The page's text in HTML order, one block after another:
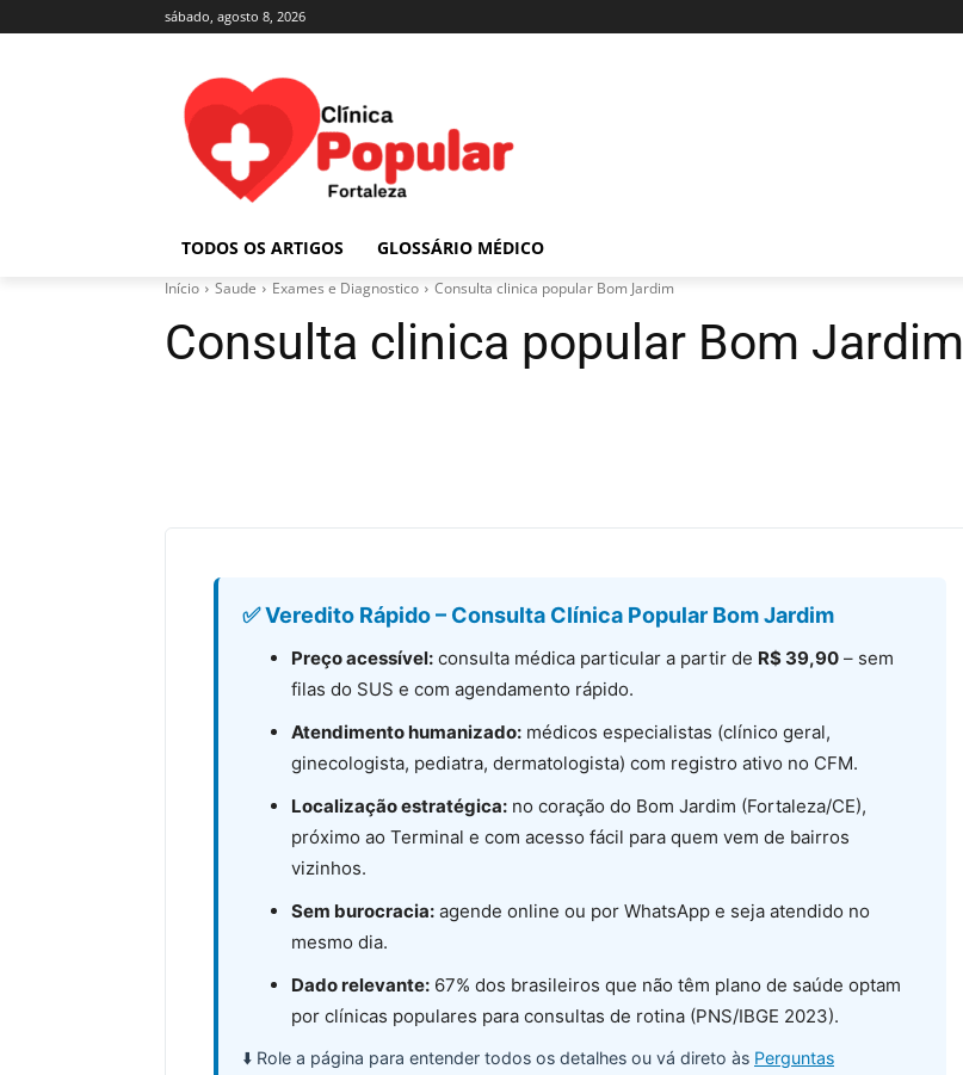
sábado, agosto 8, 2026
TODOS OS ARTIGOS GLOSSÁRIO MÉDICO
Início Saude Exames e Diagnostico Consulta clinica popular Bom Jardim
Consulta clinica popular Bom Jardim
✅ Veredito Rápido – Consulta Clínica Popular Bom Jardim
Preço acessível: consulta médica particular a partir de R$ 39,90 – sem
filas do SUS e com agendamento rápido.
Atendimento humanizado: médicos especialistas (clínico geral,
ginecologista, pediatra, dermatologista) com registro ativo no CFM.
Localização estratégica: no coração do Bom Jardim (Fortaleza/CE),
próximo ao Terminal e com acesso fácil para quem vem de bairros
vizinhos.
Sem burocracia: agende online ou por WhatsApp e seja atendido no
mesmo dia.
Dado relevante: 67% dos brasileiros que não têm plano de saúde optam
por clínicas populares para consultas de rotina (PNS/IBGE 2023).
⬇️ Role a página para entender todos os detalhes ou vá direto às Perguntas